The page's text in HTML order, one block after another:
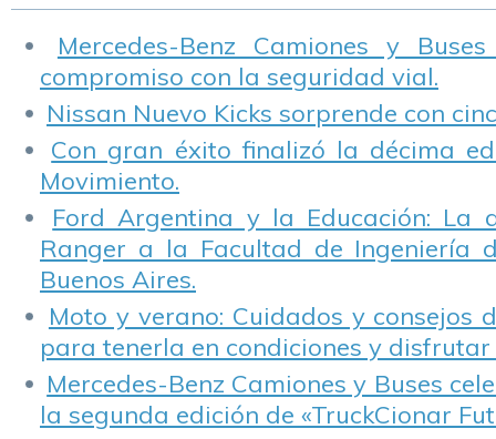
Mercedes-Benz Camiones y
compromiso con la seguridad vial.
Nissan Nuevo Kicks sorprende con
Con gran éxito finalizó la décima
Movimiento.
Ford Argentina y la Educación: La
Ranger a la Facultad de Ingeniería
Buenos Aires.
Moto y verano: Cuidados y consejos
para tenerla en condiciones y disfrutar
Mercedes-Benz Camiones y Buses
la segunda edición de «TruckCionar